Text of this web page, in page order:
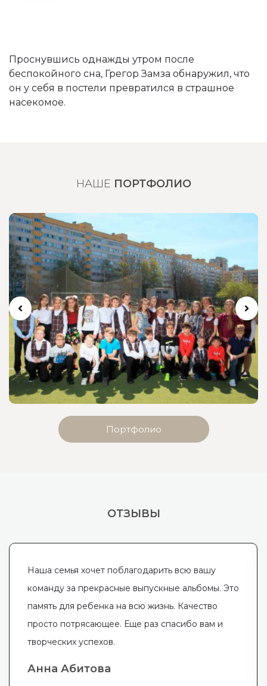
Проснувшись однажды утром после
беспокойного сна, Грегор Замза обнаружил, что
он у себя в постели превратился в страшное
насекомое.
НАШЕ ПОРТФОЛИО
Портфолио
ОТЗЫВЫ
Наша семья хочет поблагодарить всю вашу
команду за прекрасные выпускные альбомы. Это
память для ребенка на всю жизнь. Качество
просто потрясающее. Еще раз спасибо вам и
творческих успехов.
Анна Абитова